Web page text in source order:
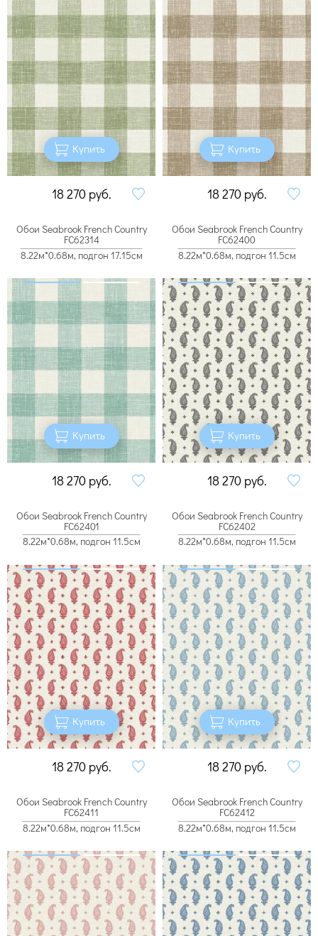
Купить
18 270 руб.
Купить
18 270 руб.
Обои Seabrook French Country
FC62314
8.22м*0.68м, подгон 17.15см
Купить
18 270 руб.
Обои Seabrook French Country
FC62400
8.22м*0.68м, подгон 11.5см
Купить
18 270 руб.
Обои Seabrook French Country
FC62401
8.22м*0.68м, подгон 11.5см
Купить
18 270 руб.
Обои Seabrook French Country
FC62402
8.22м*0.68м, подгон 11.5см
Купить
18 270 руб.
Обои Seabrook French Country
FC62411
8.22м*0.68м, подгон 11.5см
Обои Seabrook French Country
FC62412
8.22м*0.68м, подгон 11.5см